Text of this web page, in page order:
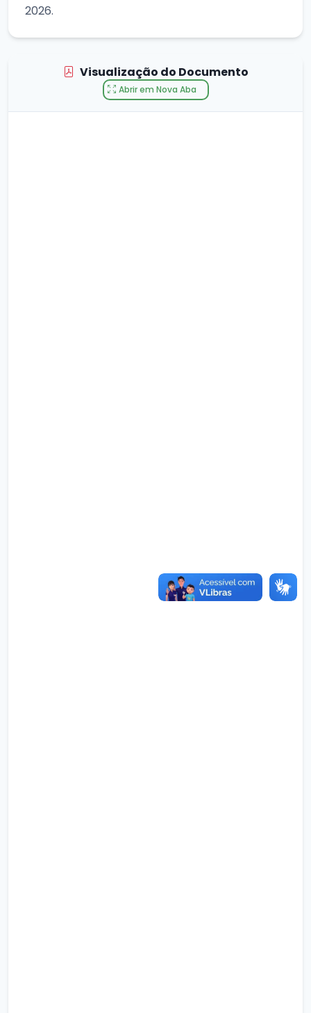
2026.
Visualização do Documento
Abrir em Nova Aba